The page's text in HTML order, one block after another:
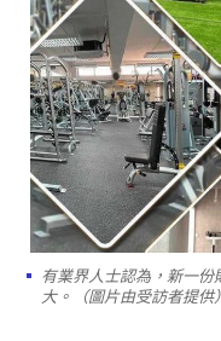
有業界人士認為，新一
大。（圖片由受訪者提供）